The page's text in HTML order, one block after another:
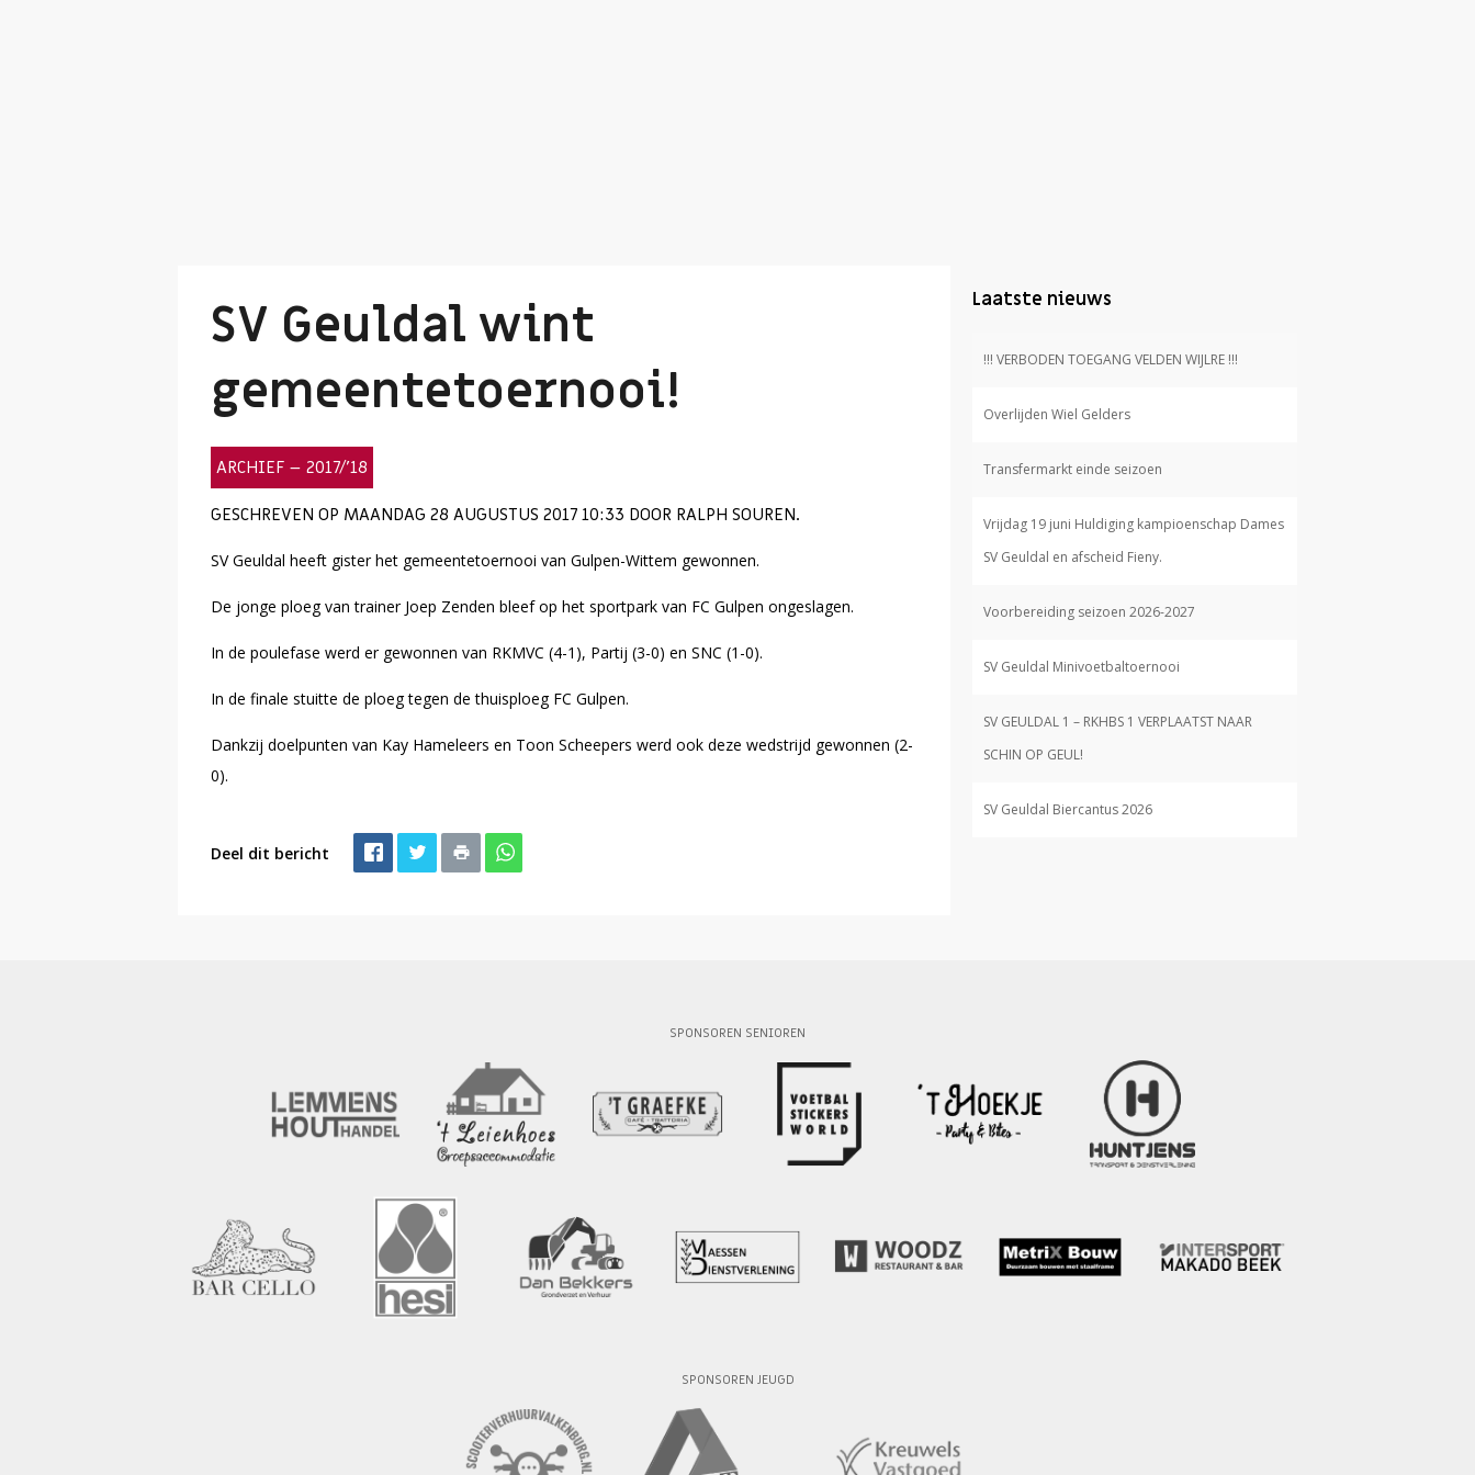
SV Geuldal wint
gemeentetoernooi!
ARCHIEF – 2017/’18
GESCHREVEN OP MAANDAG 28 AUGUSTUS 2017 10:33 DOOR RALPH SOUREN.
SV Geuldal heeft gister het gemeentetoernooi van Gulpen-Wittem gewonnen.
De jonge ploeg van trainer Joep Zenden bleef op het sportpark van FC Gulpen ongeslagen.
In de poulefase werd er gewonnen van RKMVC (4-1), Partij (3-0) en SNC (1-0).
In de finale stuitte de ploeg tegen de thuisploeg FC Gulpen.
Dankzij doelpunten van Kay Hameleers en Toon Scheepers werd ook deze wedstrijd gewonnen (2-
0).
Deel dit bericht
Laatste nieuws
!!! VERBODEN TOEGANG VELDEN WIJLRE !!!
Overlijden Wiel Gelders
Transfermarkt einde seizoen
Vrijdag 19 juni Huldiging kampioenschap Dames
SV Geuldal en afscheid Fieny.
Voorbereiding seizoen 2026-2027
SV Geuldal Minivoetbaltoernooi
SV GEULDAL 1 – RKHBS 1 VERPLAATST NAAR
SCHIN OP GEUL!
SV Geuldal Biercantus 2026
SPONSOREN SENIOREN
SPONSOREN JEUGD